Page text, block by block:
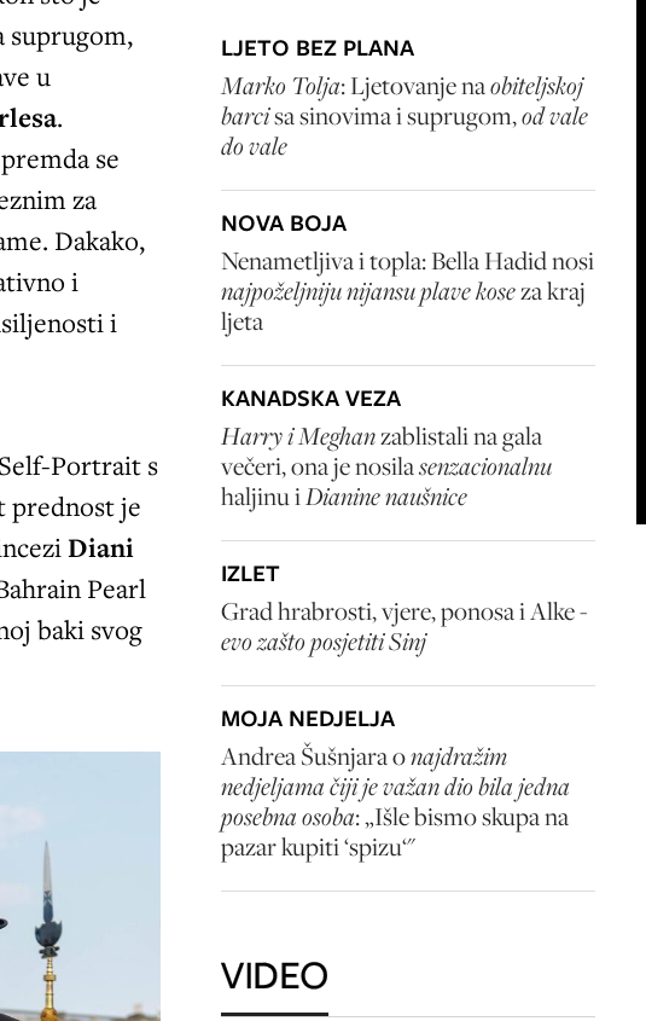
suprugom,
u
.
se
za
Dakako,
i
i
Portrait s
prednost je
Diani
Pearl
baki svog
LJETO BEZ PLANA
Marko Tolja: Ljetovanje naobiteljskoj
barcisa sinovima i suprugom,od vale
do vale
NOVA BOJA
Nenametljiva i topla: Bella Hadid nosi
najpoželjniju nijansu plave koseza kraj
ljeta
KANADSKA VEZA
Harry i Meghanzablistali na gala
večeri, ona je nosilasenzacionalnu
haljinu iDianine naušnice
IZLET
Grad hrabrosti, vjere, ponosa i Alke -
evo zašto posjetiti Sinj
MOJA NEDJELJA
Andrea Šušnjara onajdražim
nedjeljama čiji je važan dio bila jedna
posebna osoba: „Išle bismo skupa na
pazar kupiti ‘spizu‘"
VIDEO